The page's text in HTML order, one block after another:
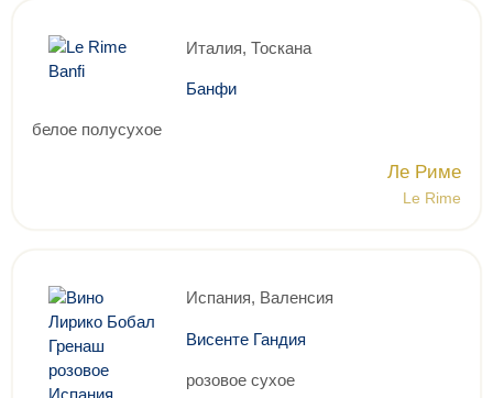
Италия, Тоскана
Банфи
белое полусухое
Ле Риме
Le Rime
Испания, Валенсия
Висенте Гандия
розовое сухое